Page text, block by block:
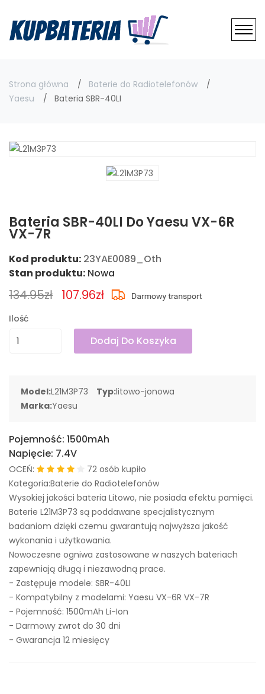
Strona główna
Baterie do Radiotelefonów
Yaesu
Bateria SBR-40LI
Bateria SBR-40LI Do Yaesu VX-6R
VX-7R
Kod produktu: 23YAE0089_Oth
Stan produktu: Nowa
134.95zł 107.96zł
Ilość
Dodaj Do Koszyka
Model:L21M3P73 Typ:litowo-jonowa
Marka:Yaesu
Pojemność: 1500mAh
Napięcie: 7.4V
OCEŃ:
72 osób kupiło
Kategoria:Baterie do Radiotelefonów
Wysokiej jakości bateria Litowo, nie posiada efektu pamięci.
Baterie L21M3P73 są poddawane specjalistycznym
badaniom dzięki czemu gwarantują najwyższa jakość
wykonania i użytkowania.
Nowoczesne ogniwa zastosowane w naszych bateriach
zapewniają długą i niezawodną prace.
- Zastępuje modele: SBR-40LI
- Kompatybilny z modelami: Yaesu VX-6R VX-7R
- Pojemność: 1500mAh Li-Ion
- Darmowy zwrot do 30 dni
- Gwarancja 12 miesięcy